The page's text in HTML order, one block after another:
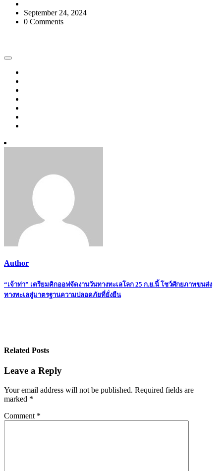
September 24, 2024
0 Comments
Author
Post
navigation
“เจ้าท่า” เตรียมคิกออฟจัดงานวันทางทะเลโลก 25 ก.ย.นี้ โชว์ศักยภาพขนส่ง
ทางทะเลสู่มาตรฐานความปลอดภัยที่ยั่งยืน
Related Posts
Leave a Reply
Your email address will not be published. Required fields are
marked *
Comment *